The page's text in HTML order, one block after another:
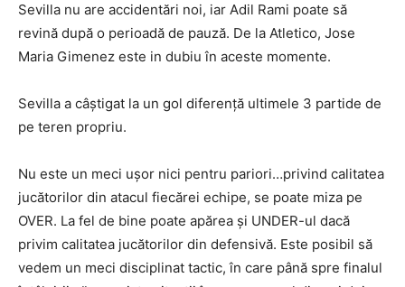
Sevilla nu are accidentări noi, iar Adil Rami poate să
revină după o perioadă de pauză. De la Atletico, Jose
Maria Gimenez este in dubiu în aceste momente.
Sevilla a câştigat la un gol diferenţă ultimele 3 partide de
pe teren propriu.
Nu este un meci ușor nici pentru pariori…privind calitatea
jucătorilor din atacul fiecărei echipe, se poate miza pe
OVER. La fel de bine poate apărea și UNDER-ul dacă
privim calitatea jucătorilor din defensivă. Este posibil să
vedem un meci disciplinat tactic, în care până spre finalul